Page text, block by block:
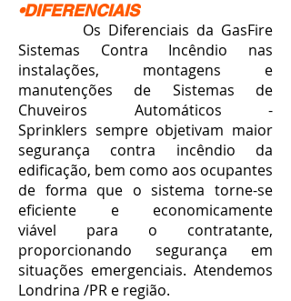
•DIFERENCIAIS
Os Diferenciais da GasFire
Sistemas Contra Incêndio nas
instalações, montagens e
manutenções de Sistemas de
Chuveiros Automáticos -
Sprinklers sempre objetivam maior
segurança contra incêndio da
edificação, bem como aos ocupantes
de forma que o sistema torne-se
eficiente e economicamente
viável para o contratante,
proporcionando segurança em
situações emergenciais. Atendemos
Londrina /PR e região.